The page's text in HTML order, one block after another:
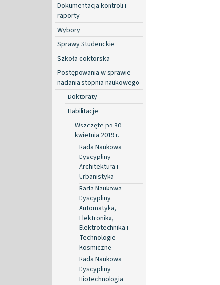
Dokumentacja kontroli i
raporty
Wybory
Sprawy Studenckie
Szkoła doktorska
Postępowania w sprawie
nadania stopnia naukowego
Doktoraty
Habilitacje
Wszczęte po 30
kwietnia 2019 r.
Rada Naukowa
Dyscypliny
Architektura i
Urbanistyka
Rada Naukowa
Dyscypliny
Automatyka,
Elektronika,
Elektrotechnika i
Technologie
Kosmiczne
Rada Naukowa
Dyscypliny
Biotechnologia